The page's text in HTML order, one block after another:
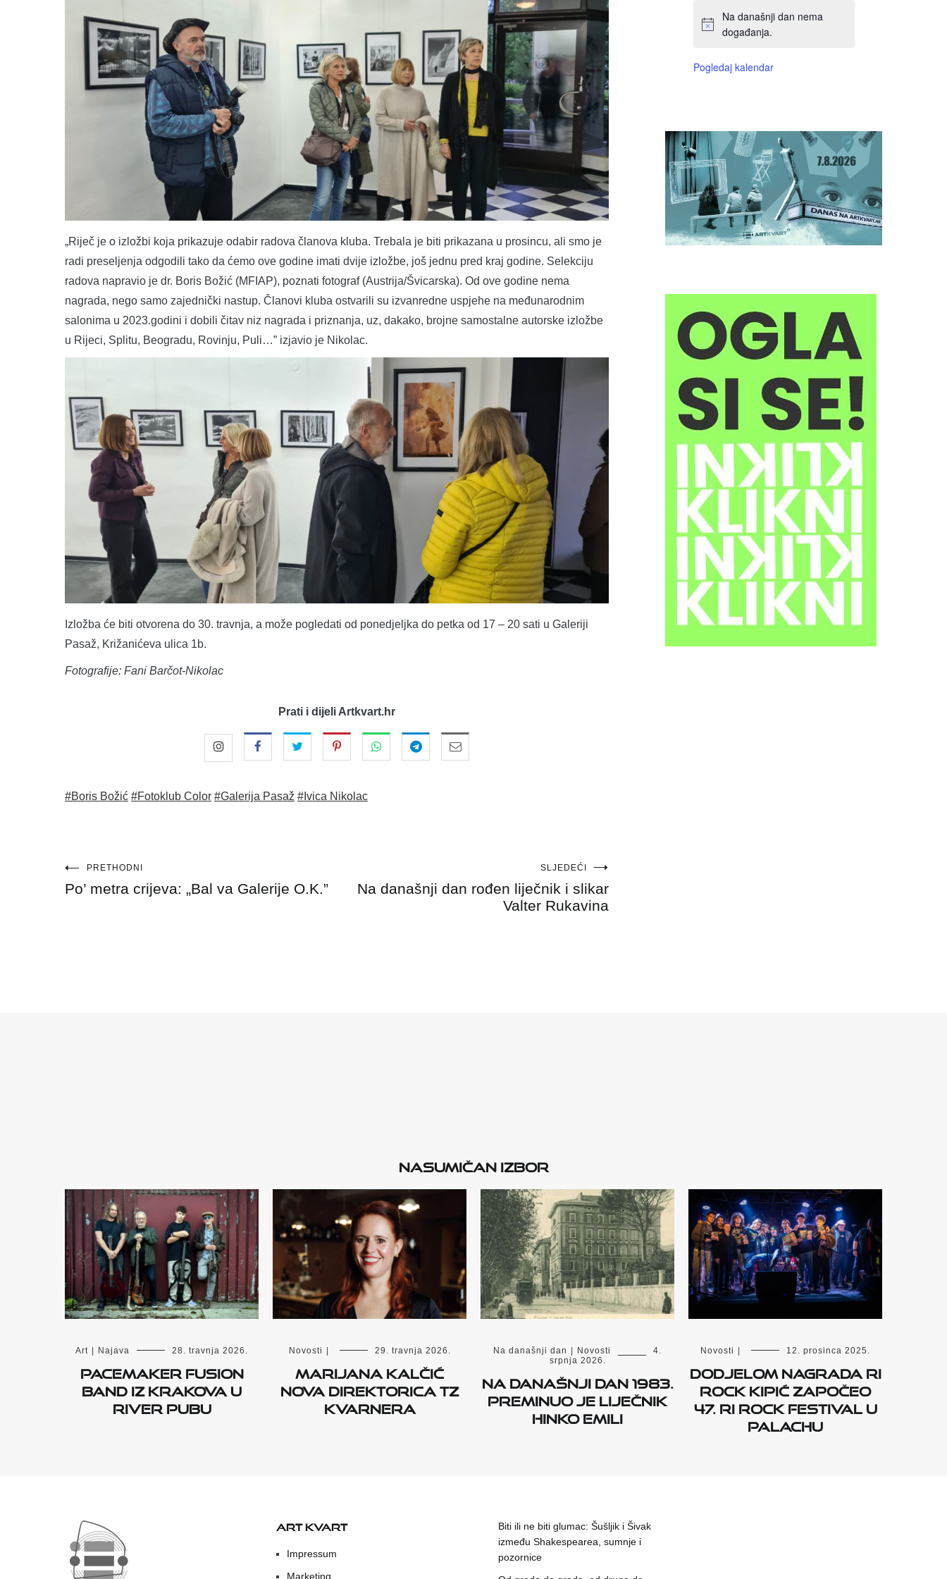
„Riječ je o izložbi koja prikazuje odabir radova članova kluba. Trebala je biti prikazana u prosincu, ali smo je
radi preseljenja odgodili tako da ćemo ove godine imati dvije izložbe, još jednu pred kraj godine. Selekciju
radova napravio je dr. Boris Božić (MFIAP), poznati fotograf (Austrija/Švicarska). Od ove godine nema
nagrada, nego samo zajednički nastup. Članovi kluba ostvarili su izvanredne uspjehe na međunarodnim
salonima u 2023.godini i dobili čitav niz nagrada i priznanja, uz, dakako, brojne samostalne autorske izložbe
u Rijeci, Splitu, Beogradu, Rovinju, Puli…” izjavio je Nikolac.
Izložba će biti otvorena do 30. travnja, a može pogledati od ponedjeljka do petka od 17 – 20 sati u Galeriji
Pasaž, Križanićeva ulica 1b.
Fotografije: Fani Barčot-Nikolac
Prati i dijeli Artkvart.hr
#Boris Božić #Fotoklub Color #Galerija Pasaž #Ivica Nikolac
Navigacija
objava
PRETHODNI
Po’ metra crijeva: „Bal va Galerije O.K.”
SLJEDEĆI
Na današnji dan rođen liječnik i slikar
Valter Rukavina
Na današnji dan nema
događanja.
Pogledaj kalendar
Nasumičan izbor
Art | Najava 28. travnja 2026.
Pacemaker Fusion
Band iz Krakova u
River Pubu
Novosti 29. travnja 2026.
Marijana Kalčić
nova direktorica TZ
Kvarnera
Na današnji dan | Novosti
4.
srpnja 2026.
Na današnji dan 1983.
preminuo je liječnik
Hinko Emili
Novosti | 12. prosinca 2025.
Dodjelom nagrada Ri
Rock Kipić započeo
47. Ri Rock Festival u
Palachu
ART KVART
Impressum
Marketing
Biti ili ne biti glumac: Šušljik i Šivak
između Shakespearea, sumnje i
pozornice